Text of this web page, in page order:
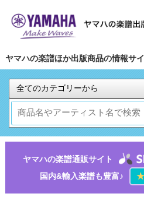
ヤマハの楽譜ほか出版商品の情報サイ
ヤマハの楽譜通販サイト
国内&輸入楽譜も豊富♪
★